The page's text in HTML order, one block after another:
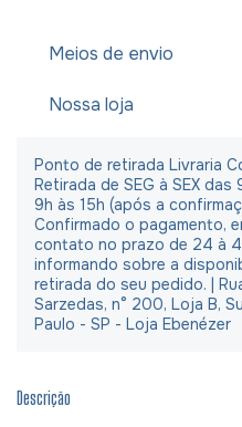
Meios de envio
Nossa loja
Ponto de retirada Livraria
Retirada de SEG à SEX das
9h às 15h (após a
Confirmado o pagamento,
contato no prazo de 24 à
informando sobre a
retirada do seu pedido. |
Sarzedas, n° 200, Loja B,
Paulo - SP - Loja Ebenézer
Descrição